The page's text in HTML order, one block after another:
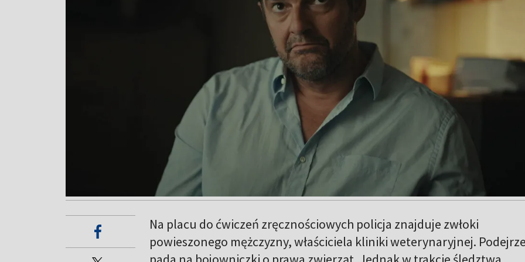
Na placu do ćwiczeń zręcznościowych policja znajduje zwłoki
powieszonego mężczyzny, właściciela kliniki weterynaryjnej.